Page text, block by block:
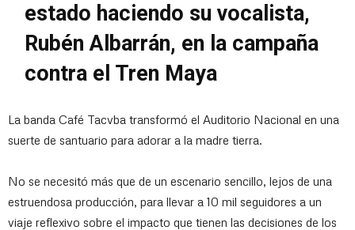
estado haciendo su vocalista,
Rubén Albarrán, en la campaña
contra el Tren Maya
La banda Café Tacvba transformó el Auditorio Nacional en una
suerte de santuario para adorar a la madre tierra.
No se necesitó más que de un escenario sencillo, lejos de una
estruendosa producción, para llevar a 10 mil seguidores a un
viaje reflexivo sobre el impacto que tienen las decisiones de los